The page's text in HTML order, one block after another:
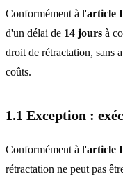
Conformément à l'article
d'un délai de 14 jours à
droit de rétractation, sans
coûts.
1.1 Exception :
Conformément à l'article
rétractation ne peut pas